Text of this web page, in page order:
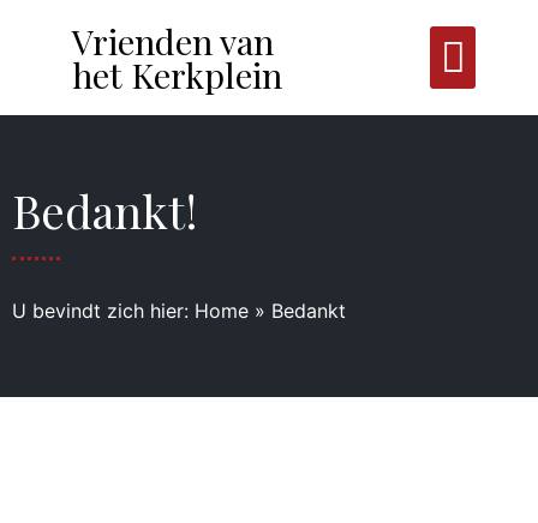
Vrienden van
het Kerkplein
Bedankt!
U bevindt zich hier: Home » Bedankt